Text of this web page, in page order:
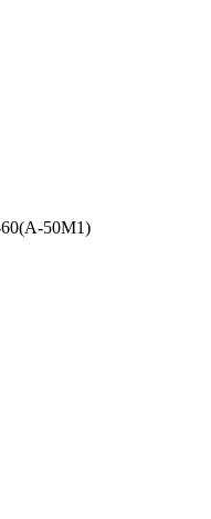
60(А-50М1)